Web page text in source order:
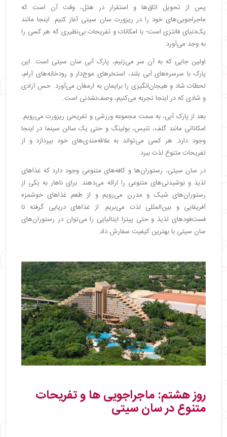
پس از تحویل اتاق‌ها و استقرار در هتل، وقت آن است که
ماجراجویی‌های خود را در ریزورت سان سیتی آغاز کنیم. اینجا مانند
یک‌دنیای فانتزی است؛ با امکانات و تفریحات بی‌نظیری که هر کسی را
به وجد می‌آورد.
اولین جایی که به آن سر می‌زنیم، پارک آبی سان سیتی است. این
پارک با سرسره‌های آبی بلند، استخرهای موج‌دار و رودخانه‌های آرام،
لحظات شاد و هیجان‌انگیزی را برایمان به ارمغان می‌آورد. حس آزادی
و شادی که در اینجا تجربه می‌کنیم، وصف‌نشدنی است.
بعد از پارک آبی، به سمت مجموعه ورزشی و تفریحی ریزورت می‌رویم.
امکاناتی مانند گلف، تنیس، بولینگ و حتی یک سالن سینما در اینجا
وجود دارد. هر کسی می‌تواند به علاقه‌مندی‌های خود بپردازد و از
تفریحات متنوع لذت ببرد.
در سان سیتی، رستوران‌ها و کافه‌های متنوعی وجود دارد که غذاهای
لذیذ و نوشیدنی‌های متنوعی را ارائه می‌دهند. برای ناهار به یکی از
رستوران‌های شیک و مدرن می‌رویم و از طعم غذاهای خوشمزه
آفریقایی و بین‌المللی لذت می‌بریم. از غذاهای دریایی گرفته تا
فست‌فودهای لذیذ و حتی پیتزا ایتالیایی را می‌توان در رستوران‌های
سان سیتی با بهترین کیفیت سفارش داد.
روز هشتم: ماجراجویی‌ ها و تفریحات
متنوع در سان سیتی